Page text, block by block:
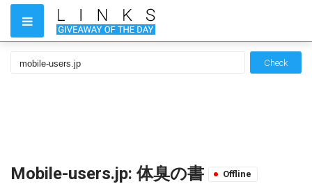
Check
Mobile-users.jp: 体臭の書 Offline